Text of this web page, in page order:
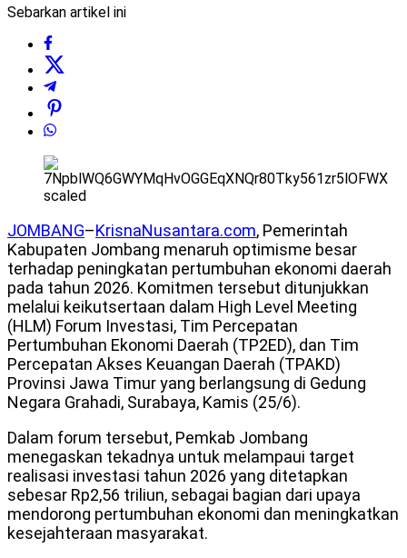
Sebarkan artikel ini
JOMBANG–KrisnaNusantara.com, Pemerintah
Kabupaten Jombang menaruh optimisme besar
terhadap peningkatan pertumbuhan ekonomi daerah
pada tahun 2026. Komitmen tersebut ditunjukkan
melalui keikutsertaan dalam High Level Meeting
(HLM) Forum Investasi, Tim Percepatan
Pertumbuhan Ekonomi Daerah (TP2ED), dan Tim
Percepatan Akses Keuangan Daerah (TPAKD)
Provinsi Jawa Timur yang berlangsung di Gedung
Negara Grahadi, Surabaya, Kamis (25/6).
Dalam forum tersebut, Pemkab Jombang
menegaskan tekadnya untuk melampaui target
realisasi investasi tahun 2026 yang ditetapkan
sebesar Rp2,56 triliun, sebagai bagian dari upaya
mendorong pertumbuhan ekonomi dan meningkatkan
kesejahteraan masyarakat.